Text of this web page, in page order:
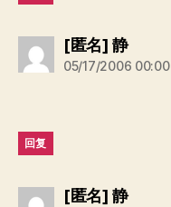
[匿名] 静说：
05/17/2006 00:00
回复
[匿名] 静说：